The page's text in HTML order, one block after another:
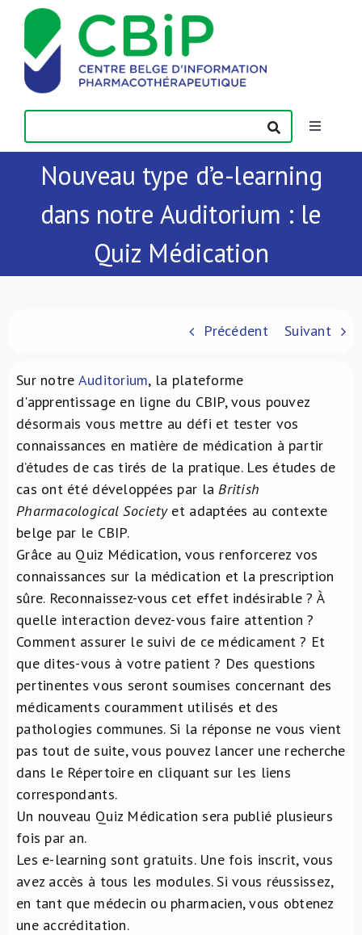
Passer
contenu
Toggle
Actualités
Publications
Formations
À propos de nous
Nouveau type d’e-learning
dans notre Auditorium : le
Quiz Médication
Précédent Suivant
Sur notre Auditorium, la plateforme
d'apprentissage en ligne du CBIP, vous pouvez
désormais vous mettre au défi et tester vos
connaissances en matière de médication à partir
d’études de cas tirés de la pratique. Les études de
cas ont été développées par laBritish
Pharmacological Societyet adaptées au contexte
belge par le CBIP.
Grâce au Quiz Médication, vous renforcerez vos
connaissances sur la médication et la prescription
sûre. Reconnaissez-vous cet effet indésirable ? À
quelle interaction devez-vous faire attention ?
Comment assurer le suivi de ce médicament ? Et
que dites-vous à votre patient ? Des questions
pertinentes vous seront soumises concernant des
médicaments couramment utilisés et des
pathologies communes. Si la réponse ne vous vient
pas tout de suite, vous pouvez lancer une recherche
dans le Répertoire en cliquant sur les liens
correspondants.
Un nouveau Quiz Médication sera publié plusieurs
fois par an.
Les e-learning sont gratuits. Une fois inscrit, vous
avez accès à tous les modules. Si vous réussissez,
en tant que médecin ou pharmacien, vous obtenez
une accréditation.